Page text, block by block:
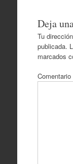
Deja
Tu
publicada.
marcados
Comentario